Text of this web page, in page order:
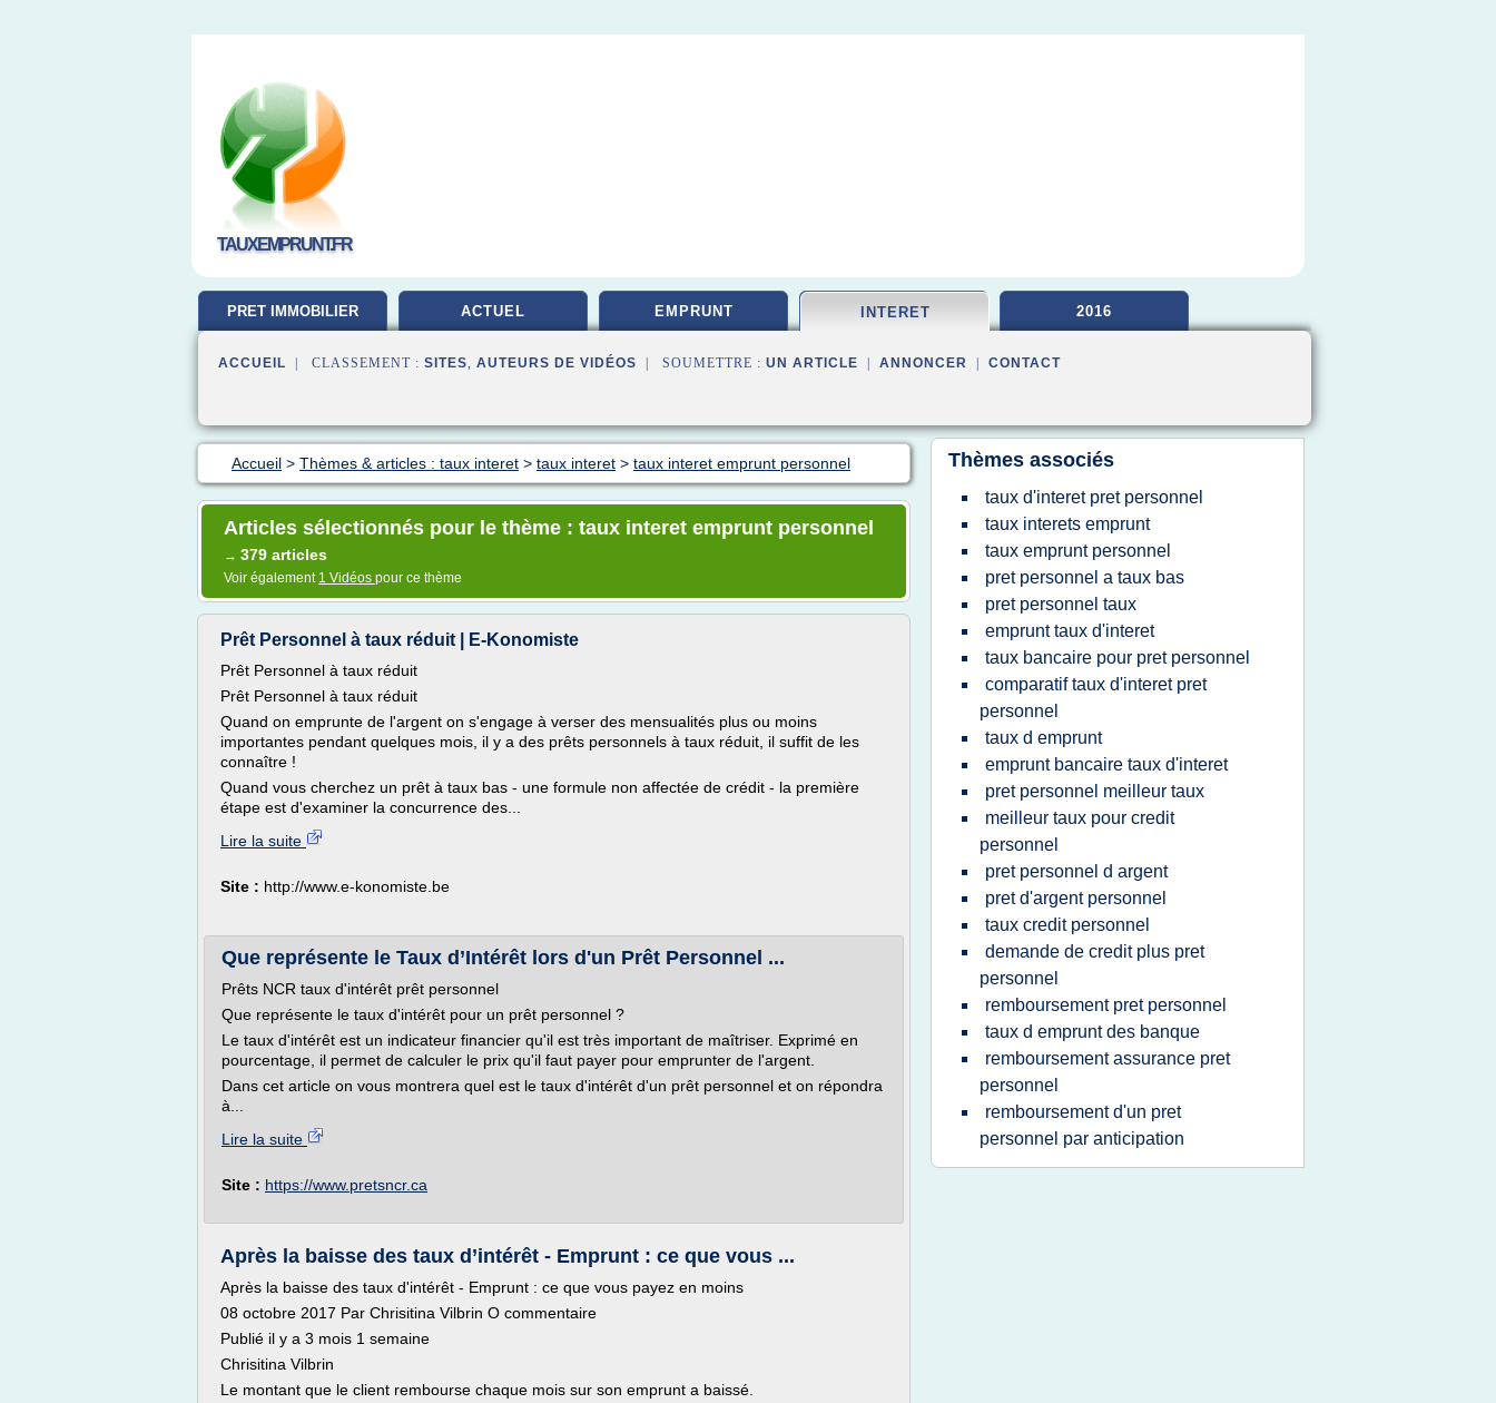
TAUXEMPRUNT.FR
PRET IMMOBILIER ACTUEL EMPRUNT INTERET 2016
ACCUEIL | CLASSEMENT : SITES, AUTEURS DE VIDÉOS | SOUMETTRE : UN ARTICLE ANNONCER CONTACT
Accueil > Thèmes & articles : taux interet > taux interet > taux interet emprunt personnel
Articles sélectionnés pour le thème : taux interet emprunt personnel
→ 379 articles
Voir également 1 Vidéos pour ce thème
Prêt Personnel à taux réduit | E-Konomiste
Prêt Personnel à taux réduit
Prêt Personnel à taux réduit
Quand on emprunte de l'argent on s'engage à verser des mensualités plus ou moins
importantes pendant quelques mois, il y a des prêts personnels à taux réduit, il suffit de les
connaître !
Quand vous cherchez un prêt à taux bas - une formule non affectée de crédit - la première
étape est d'examiner la concurrence des...
Lire la suite
Site : http://www.e-konomiste.be
Que représente le Taux d’Intérêt lors d'un Prêt Personnel ...
Prêts NCR taux d'intérêt prêt personnel
Que représente le taux d'intérêt pour un prêt personnel ?
Le taux d'intérêt est un indicateur financier qu'il est très important de maîtriser. Exprimé en
pourcentage, il permet de calculer le prix qu'il faut payer pour emprunter de l'argent.
Dans cet article on vous montrera quel est le taux d'intérêt d'un prêt personnel et on répondra
à...
Lire la suite
Site : https://www.pretsncr.ca
Après la baisse des taux d’intérêt - Emprunt : ce que vous ...
Après la baisse des taux d'intérêt - Emprunt : ce que vous payez en moins
08 octobre 2017 Par Chrisitina Vilbrin O commentaire
Publié il y a 3 mois 1 semaine
Chrisitina Vilbrin
Le montant que le client rembourse chaque mois sur son emprunt a baissé.
Thèmes associés
taux d'interet pret personnel
taux interets emprunt
taux emprunt personnel
pret personnel a taux bas
pret personnel taux
emprunt taux d'interet
taux bancaire pour pret personnel
comparatif taux d'interet pret
personnel
taux d emprunt
emprunt bancaire taux d'interet
pret personnel meilleur taux
meilleur taux pour credit
personnel
pret personnel d argent
pret d'argent personnel
taux credit personnel
demande de credit plus pret
personnel
remboursement pret personnel
taux d emprunt des banque
remboursement assurance pret
personnel
remboursement d'un pret
personnel par anticipation